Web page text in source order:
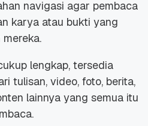
navigasi agar pembaca
karya atau bukti yang
lengkap, tersedia
tulisan, video, foto, berita,
lainnya yang semua itu